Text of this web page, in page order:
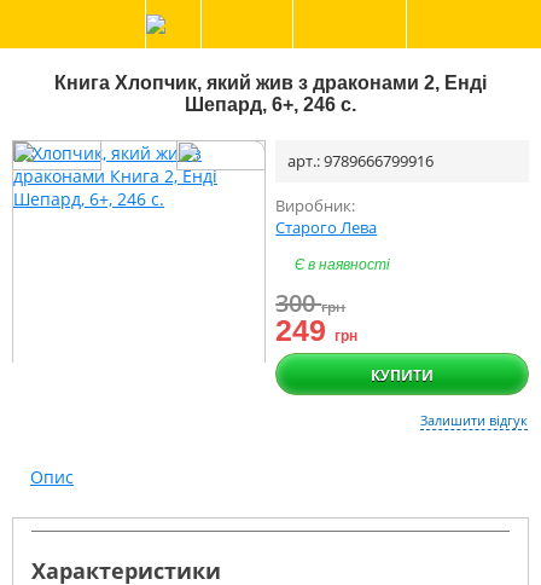
Книга Хлопчик, який жив з драконами 2, Енді
Шепард, 6+, 246 с.
арт.: 9789666799916
Виробник:
Старого Лева
Є в наявності
300грн
249грн
КУПИТИ
Залишити відгук
Опис
Характеристики